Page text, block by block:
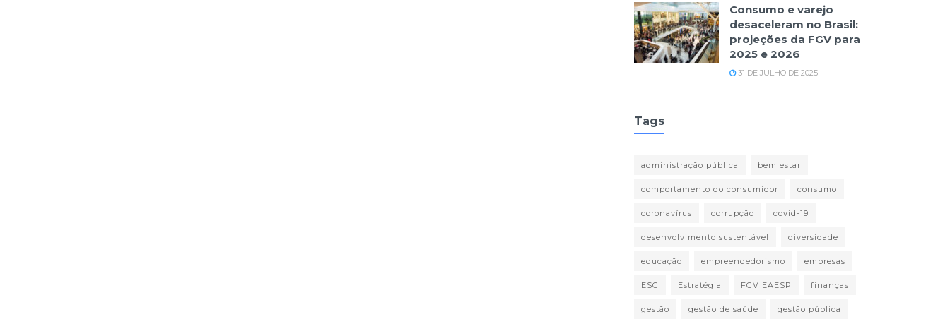
Consumo e varejo
desaceleram no Brasil:
projeções da FGV para
2025 e 2026
31 DE JULHO DE 2025
Tags
administração pública bem estar
comportamento do consumidor consumo
coronavírus corrupção covid-19
desenvolvimento sustentável diversidade
educação empreendedorismo empresas
ESG Estratégia FGV EAESP finanças
gestão gestão de saúde gestão pública